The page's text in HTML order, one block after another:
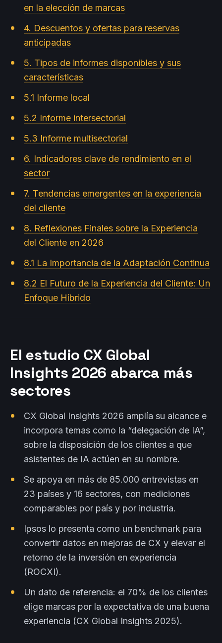
en la elección de marcas
4. Descuentos y ofertas para reservas
anticipadas
5. Tipos de informes disponibles y sus
características
5.1 Informe local
5.2 Informe intersectorial
5.3 Informe multisectorial
6. Indicadores clave de rendimiento en el
sector
7. Tendencias emergentes en la experiencia
del cliente
8. Reflexiones Finales sobre la Experiencia
del Cliente en 2026
8.1 La Importancia de la Adaptación Continua
8.2 El Futuro de la Experiencia del Cliente: Un
Enfoque Híbrido
El estudio CX Global
Insights 2026 abarca más
sectores
CX Global Insights 2026 amplía su alcance e
incorpora temas como la “delegación de IA”,
sobre la disposición de los clientes a que
asistentes de IA actúen en su nombre.
Se apoya en más de 85.000 entrevistas en
23 países y 16 sectores, con mediciones
comparables por país y por industria.
Ipsos lo presenta como un benchmark para
convertir datos en mejoras de CX y elevar el
retorno de la inversión en experiencia
(ROCXI).
Un dato de referencia: el 70% de los clientes
elige marcas por la expectativa de una buena
experiencia (CX Global Insights 2025).